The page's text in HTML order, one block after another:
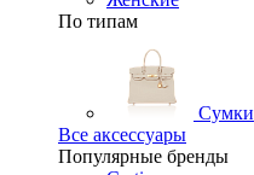
По типам
Сумки
Все аксессуары
Популярные бренды